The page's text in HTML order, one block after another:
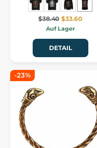
$38.40 $33.60
Auf Lager
DETAIL
-23%